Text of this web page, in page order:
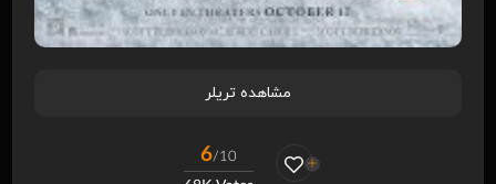
مشاهده تریلر
6/10